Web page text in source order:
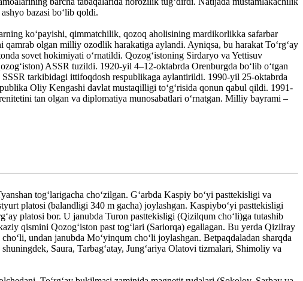
bazasi boʻlib qoldi.
koʻpayishi, qimmatchilik, qozoq aholisining mardikorlikka safarbar
olgan milliy ozodlik harakatiga aylandi. Ayniqsa, bu harakat Toʻrgʻay
sovet hokimiyati oʻrnatildi. Qozogʻistoning Sirdaryo va Yettisuv
ASSR tuzildi. 1920-yil 4–12-oktabrda Orenburgda boʻlib oʻtgan
tarkibidagi ittifoqdosh respublikaga aylantirildi. 1990-yil 25-oktabrda
Oliy Kengashi davlat mustaqilligi toʻgʻrisida qonun qabul qildi. 1991-
tan olgan va diplomatiya munosabatlari oʻrnatgan. Milliy bayrami –
togʻlarigacha choʻzilgan. Gʻarbda Kaspiy boʻyi pasttekisligi va
platosi (balandligi 340 m gacha) joylashgan. Kaspiyboʻyi pasttekisligi
platosi bor. U janubda Turon pasttekisligi (Qizilqum choʻli)ga tutashib
qismini Qozogʻiston past togʻlari (Sariorqa) egallagan. Bu yerda Qizilray
undan janubda Moʻyinqum choʻli joylashgan. Betpaqdaladan sharqda
Saura, Tarbagʻatay, Jungʻariya Olatovi tizmalari, Shimoliy va